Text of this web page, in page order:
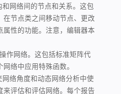
网络间的节点和关系。这包
节点类之间移动节点、更改
性的功能。注意，编辑器本
作网络。这包括标准矩阵代
络中应用特殊函数。
络角度和动态网络分析中使
评估和评估网络。每个报告